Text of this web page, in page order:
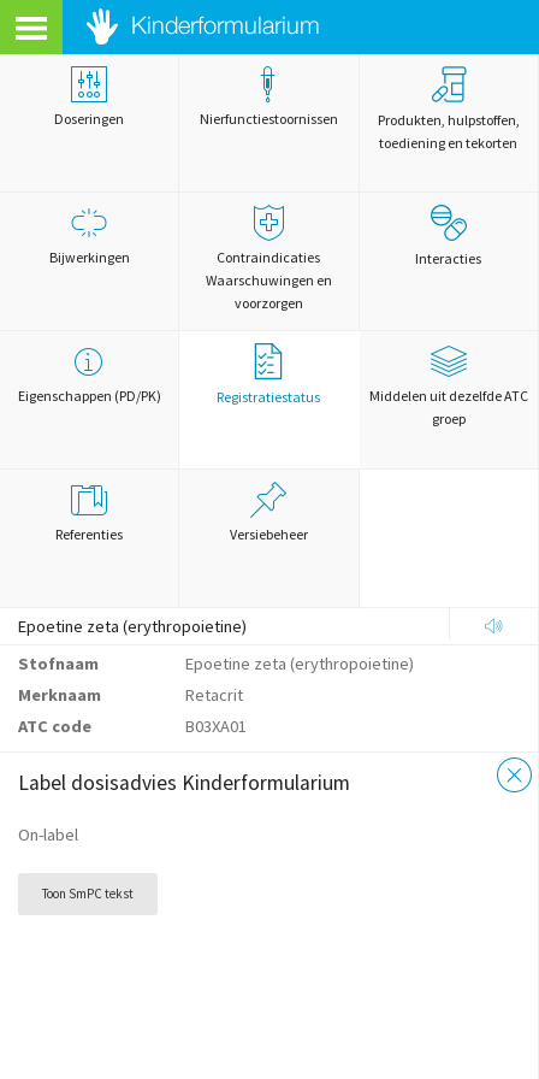
Doseringen Nierfunctiestoornissen
Produkten, hulpstoffen,
toediening en tekorten
Bijwerkingen
Contraindicaties
Waarschuwingen en
voorzorgen
Interacties
Eigenschappen (PD/PK) Registratiestatus
Middelen uit dezelfde ATC
groep
Referenties Versiebeheer
Epoetine zeta (erythropoietine)
Stofnaam
Epoetine zeta (erythropoietine)
Merknaam
Retacrit
ATC code
B03XA01
Label dosisadvies Kinderformularium
On-label
Toon SmPC tekst